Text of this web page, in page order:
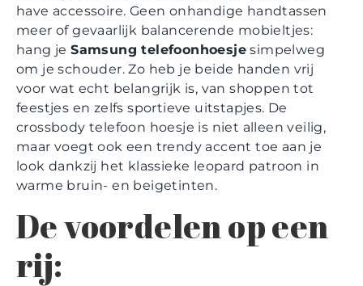
have accessoire. Geen onhandige handtassen
meer of gevaarlijk balancerende mobieltjes:
hang jeSamsung telefoonhoesje simpelweg
om je schouder. Zo heb je beide handen vrij
voor wat echt belangrijk is, van shoppen tot
feestjes en zelfs sportieve uitstapjes. De
crossbody telefoon hoesje is niet alleen veilig,
maar voegt ook een trendy accent toe aan je
look dankzij het klassieke leopard patroon in
warme bruin- en beigetinten.
De voordelen op een
rij: